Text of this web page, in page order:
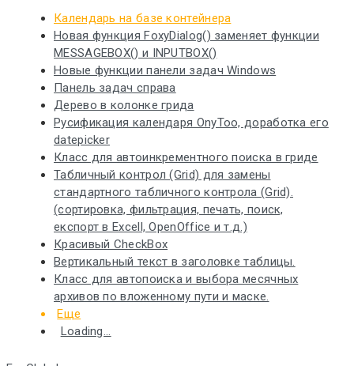
Календарь на базе контейнера
Новая функция FoxyDialog() заменяет функции
MESSAGEBOX() и INPUTBOX()
Новые функции панели задач Windows
Панель задач справа
Дерево в колонке грида
Русификация календаря OnyToo, доработка его
datepicker
Класс для автоинкрементного поиска в гриде
Табличный контрол (Grid) для замены
стандартного табличного контрола (Grid).
(сортировка, фильтрация, печать, поиск,
експорт в Excell, OpenOffice и т.д.)
Красивый CheckBox
Вертикальный текст в заголовке таблицы.
Класс для автопоиска и выбора месячных
архивов по вложенному пути и маске.
Еще
Loading...